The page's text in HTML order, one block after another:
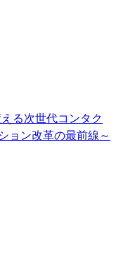
る次世代コンタク
ョン改革の最前線～